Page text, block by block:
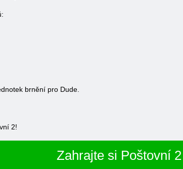
brnění pro Dude.
2!
Zahrajte si Poštovní 2